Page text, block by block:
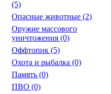
(5)
Опасные животные (2)
Оружие массового
уничтожения (0)
Оффтопик (5)
Охота и рыбалка (0)
Память (0)
ПВО (0)